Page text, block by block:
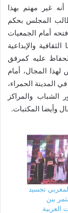
أنه غير مهتم بهذا
المجلس بحكم
أمام الجمعيات
والإبداعية
عليه كمرفق
المجال، أمام
المدينة الحمراء،
الشباب والمراكز
وأيضا المكتبات.
تجسيد
بين
العربية